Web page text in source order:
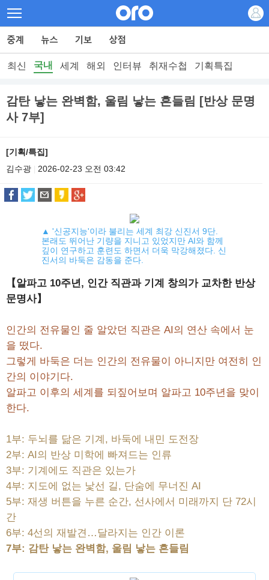
최신 국내 세계 해외 인터뷰 취재수첩 기획특집
감탄 낳는 완벽함, 울림 낳는 흔들림 [반상 문명
사 7부]
[기획/특집]
김수광
2026-02-23 오전 03:42
▲ '신공지능'이라 불리는 세계 최강 신진서 9단.
본래도 뛰어난 기량을 지니고 있었지만 AI와 함께
깊이 연구하고 훈련도 하면서 더욱 막강해졌다. 신
진서의 바둑은 감동을 준다.
【알파고 10주년, 인간 직관과 기계 창의가 교차한 반상
문명사】
인간의 전유물인 줄 알았던 직관은 AI의 연산 속에서 눈
을 떴다.
그렇게 바둑은 더는 인간의 전유물이 아니지만 여전히 인
간의 이야기다.
알파고 이후의 세계를 되짚어보며 알파고 10주년을 맞이
한다.
1부: 두뇌를 닮은 기계, 바둑에 내민 도전장
2부: AI의 반상 미학에 빠져드는 인류
3부: 기계에도 직관은 있는가
4부: 지도에 없는 낯선 길, 단숨에 무너진 AI
5부: 재생 버튼을 누른 순간, 선사에서 미래까지 단 72시
간
6부: 4선의 재발견…달라지는 인간 이론
7부: 감탄 낳는 완벽함, 울림 낳는 흔들림